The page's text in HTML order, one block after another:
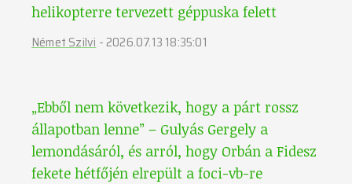
helikopterre tervezett géppuska felett
Német Szilvi- 2026.07.13 18:35:01
„Ebből nem következik, hogy a párt rossz
állapotban lenne” – Gulyás Gergely a
lemondásáról, és arról, hogy Orbán a Fidesz
fekete hétfőjén elrepült a foci-vb-re